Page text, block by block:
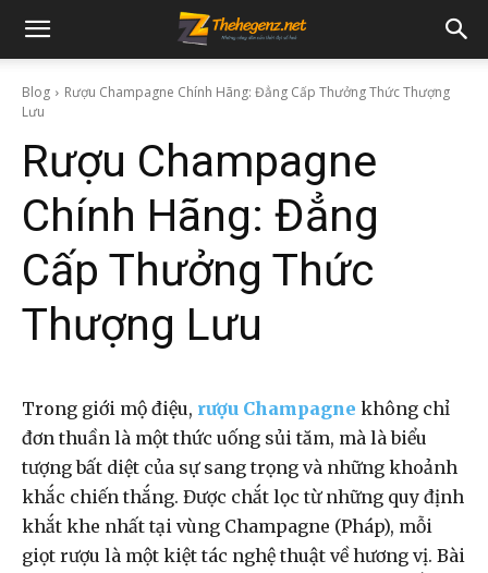
Blog
Rượu Champagne Chính Hãng: Đẳng Cấp Thưởng Thức Thượng
Lưu
Rượu Champagne
Chính Hãng: Đẳng
Cấp Thưởng Thức
Thượng Lưu
Trong giới mộ điệu, rượu Champagne không chỉ
đơn thuần là một thức uống sủi tăm, mà là biểu
tượng bất diệt của sự sang trọng và những khoảnh
khắc chiến thắng. Được chắt lọc từ những quy định
khắt khe nhất tại vùng Champagne (Pháp), mỗi
giọt rượu là một kiệt tác nghệ thuật về hương vị. Bài